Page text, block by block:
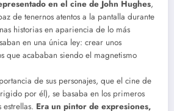
en el cine de John Hughes,
de tenernos atentos a la pantalla durante
historias en apariencia de lo más
en una única ley: crear unos
que acababan siendo el magnetismo
de sus personajes, que el cine de
por él), se basaba en los primeros
Era un pintor de expresiones,